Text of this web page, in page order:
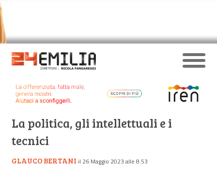
La politica, gli intellettuali e i
tecnici
GLAUCO BERTANI il 26 Maggio 2023 alle 8:53